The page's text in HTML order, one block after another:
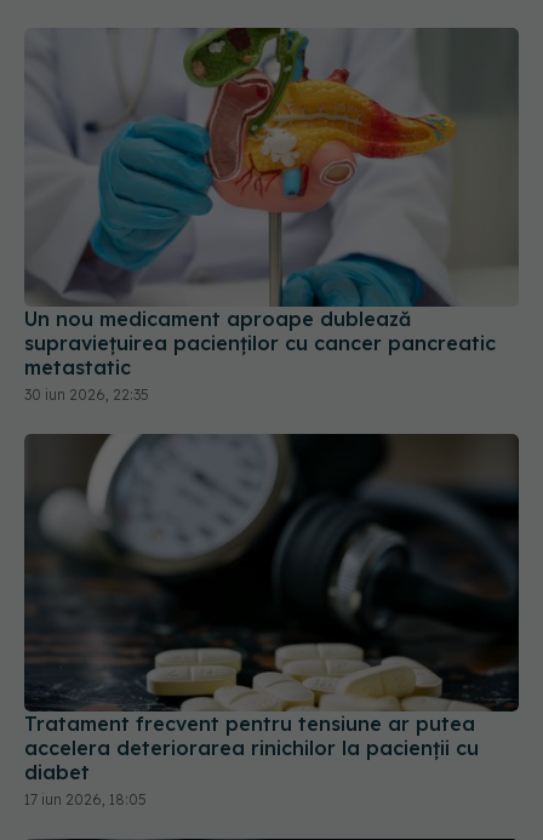
Un nou medicament aproape dublează
supraviețuirea pacienților cu cancer pancreatic
metastatic
30 iun 2026, 22:35
Tratament frecvent pentru tensiune ar putea
accelera deteriorarea rinichilor la pacienții cu
diabet
17 iun 2026, 18:05